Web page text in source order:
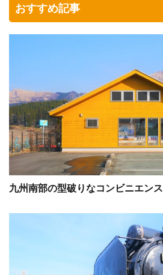
おすすめ記事
九州南部の型破りなコンビニエン